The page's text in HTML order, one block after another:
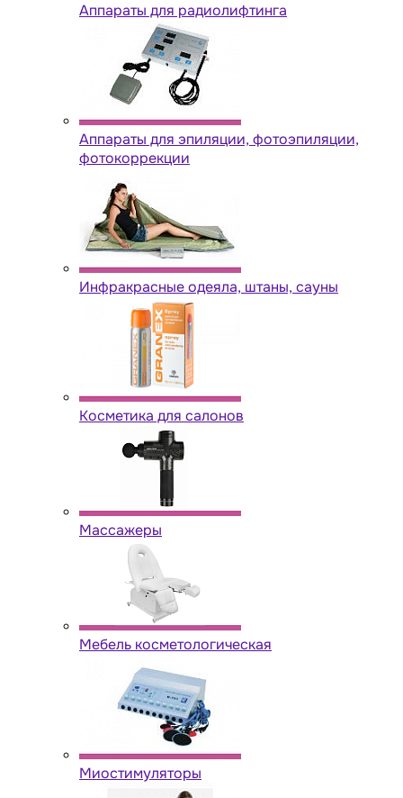
Аппараты для радиолифтинга
Аппараты для эпиляции, фотоэпиляции,
фотокоррекции
Инфракрасные одеяла, штаны, сауны
Косметика для салонов
Массажеры
Мебель косметологическая
Миостимуляторы